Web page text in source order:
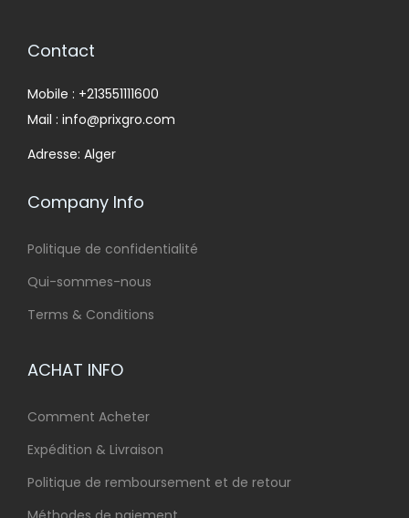
Contact
Mobile : +213551111600
Mail : info@prixgro.com
Adresse: Alger
Company Info
Politique de confidentialité
Qui-sommes-nous
Terms & Conditions
ACHAT INFO
Comment Acheter
Expédition & Livraison
Politique de remboursement et de retour